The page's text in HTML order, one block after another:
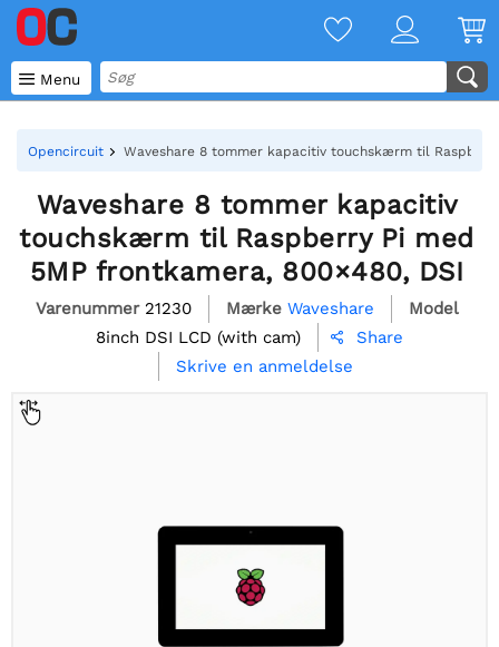
 Menu
Opencircuit Waveshare 8 tommer kapacitiv touchskærm til
Waveshare 8 tommer kapacitiv
touchskærm til Raspberry Pi med
5MP frontkamera, 800×480, DSI
Varenummer 21230 Mærke Waveshare
Model
8inch DSI LCD (with cam)

Share
Skrive en anmeldelse